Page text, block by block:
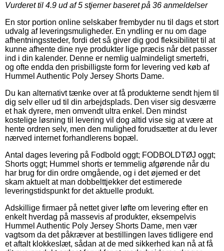
Vurderet til 4.9 ud af 5 stjerner baseret på 36 anmeldelser
En stor portion online selskaber frembyder nu til dags et stort
udvalg af leveringsmuligheder. En yndling er nu om dage
afhentningssteder, fordi det så giver dig god fleksibilitet til at
kunne afhente dine nye produkter lige præcis når det passer
ind i din kalender. Denne er nemlig ualmindeligt smertefri,
og ofte endda den prisbilligste form for levering ved køb af
Hummel Authentic Poly Jersey Shorts Dame.
Du kan alternativt tænke over at få produkterne sendt hjem til
dig selv eller ud til din arbejdsplads. Den viser sig desværre
et hak dyrere, men omvendt ultra enkel. Den mindst
kostelige løsning til levering vil dog altid vise sig at være at
hente ordren selv, men den mulighed forudsætter at du lever
nærved internet forhandlerens bopæl.
Antal dages levering på Fodbold oggt; FODBOLDTØJ oggt;
Shorts oggt; Hummel shorts er temmelig afgørende når du
har brug for din ordre omgående, og i det øjemed er det
skam aktuelt at man dobbelttjekker det estimerede
leveringstidspunkt for det aktuelle produkt.
Adskillige firmaer på nettet giver løfte om levering efter en
enkelt hverdag på massevis af produkter, eksempelvis
Hummel Authentic Poly Jersey Shorts Dame, men vær
vagtsom da det påkræver at bestillingen laves tidligere end
et aftalt klokkeslæt, sådan at de med sikkerhed kan nå at få